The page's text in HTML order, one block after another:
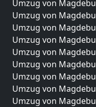
Umzug von
Umzug von
Umzug von
Umzug von
Umzug von
Umzug von
Umzug von
Umzug von
Umzug von